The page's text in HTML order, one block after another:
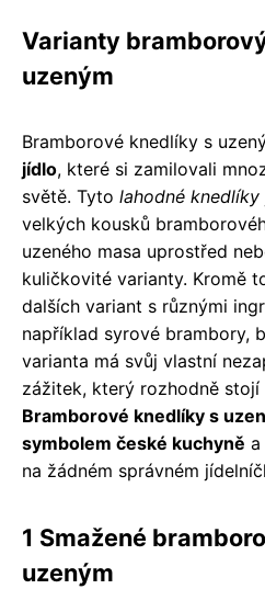
Varianty
uzeným
Bramborové knedlíky s
jídlo, které si zamilovali
světě. Tyto lahodné knedlíky
velkých kousků
uzeného masa uprostřed
kuličkovité varianty. Kromě
dalších variant s různými
například syrové brambory,
varianta má svůj vlastní
zážitek, který rozhodně stojí
Bramborové knedlíky s
symbolem české kuchyně a
na žádném správném
1 Smažené
uzeným